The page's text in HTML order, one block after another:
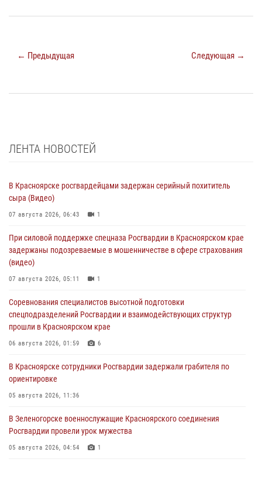
← Предыдущая Следующая →
ЛЕНТА НОВОСТЕЙ
В Красноярске росгвардейцами задержан серийный похититель
сыра (Видео)
07 августа 2026, 06:43 1
При силовой поддержке спецназа Росгвардии в Красноярском крае
задержаны подозреваемые в мошенничестве в сфере страхования
(видео)
07 августа 2026, 05:11 1
Соревнования специалистов высотной подготовки
спецподразделений Росгвардии и взаимодействующих структур
прошли в Красноярском крае
06 августа 2026, 01:59 6
В Красноярске сотрудники Росгвардии задержали грабителя по
ориентировке
05 августа 2026, 11:36
В Зеленогорске военнослужащие Красноярского соединения
Росгвардии провели урок мужества
05 августа 2026, 04:54 1